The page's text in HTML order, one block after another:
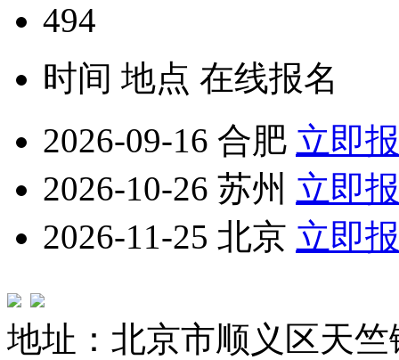
494
时间 地点 在线报名
2026-09-16 合肥 立即
2026-10-26 苏州 立即
2026-11-25 北京 立即
地址：北京市顺义区天